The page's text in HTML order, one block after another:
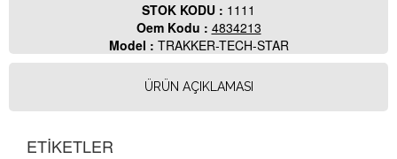
STOK KODU : 1111
Oem Kodu : 4834213
Model : TRAKKER-TECH-STAR
ÜRÜN AÇIKLAMASI
ETİKETLER